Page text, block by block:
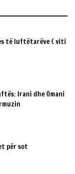
të luftëtarëve ( viti
Irani dhe Omani
për sot